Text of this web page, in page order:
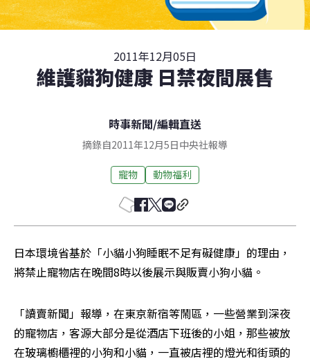
2011年12月05日
維護貓狗健康 日禁夜間展售
時事新聞/編輯直送
摘錄自2011年12月5日中央社報導
寵物 動物福利
日本環境省基於「小貓小狗睡眠不足有礙健康」的理由，
將禁止寵物店在晚間8時以後展示與販賣小狗小貓。
「讀賣新聞」報導，在東京新宿等鬧區，一些營業到深夜
的寵物店，客源大部分是從酒店下班後的小姐，那些被放
在玻璃櫥櫃裡的小狗和小貓，一直被店裡的燈光和街頭的